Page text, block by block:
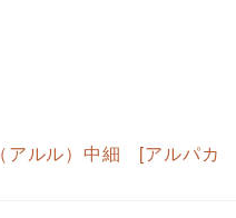
アルル）中細 [アルパカ